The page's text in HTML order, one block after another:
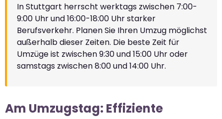
In Stuttgart herrscht werktags zwischen 7:00-
9:00 Uhr und 16:00-18:00 Uhr starker
Berufsverkehr. Planen Sie Ihren Umzug möglichst
außerhalb dieser Zeiten. Die beste Zeit für
Umzüge ist zwischen 9:30 und 15:00 Uhr oder
samstags zwischen 8:00 und 14:00 Uhr.
Am Umzugstag: Effiziente